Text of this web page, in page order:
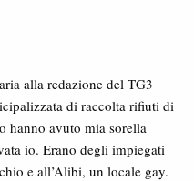
alla redazione del TG3
di raccolta rifiuti di
hanno avuto mia sorella
io. Erano degli impiegati
e all’Alibi, un locale gay.